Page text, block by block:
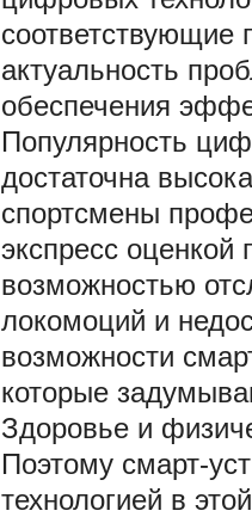
соответствующие
актуальность
обеспечения
Популярность
достаточна
спортсмены
экспресс оценкой
возможностью
локомоций и
возможности
которые
Здоровье и
Поэтому смарт-
технологией в